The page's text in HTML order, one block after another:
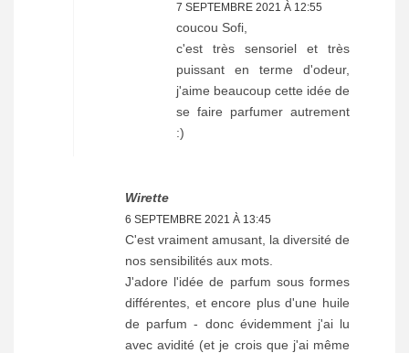
7 SEPTEMBRE 2021 À 12:55
coucou Sofi,
c'est très sensoriel et très
puissant en terme d'odeur,
j'aime beaucoup cette idée de
se faire parfumer autrement
:)
Wirette
6 SEPTEMBRE 2021 À 13:45
C'est vraiment amusant, la diversité de
nos sensibilités aux mots.
J'adore l'idée de parfum sous formes
différentes, et encore plus d'une huile
de parfum - donc évidemment j'ai lu
avec avidité (et je crois que j'ai même